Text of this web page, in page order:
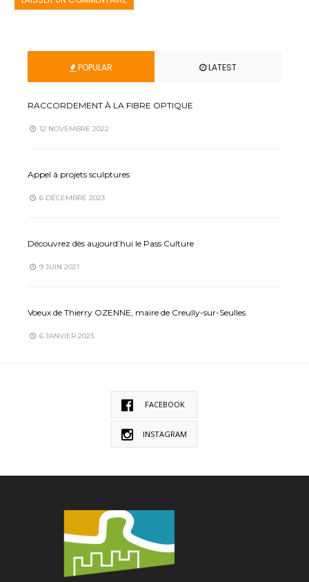
POPULAR LATEST
RACCORDEMENT À LA FIBRE OPTIQUE
12 NOVEMBRE 2022
Appel à projets sculptures
6 DÉCEMBRE 2023
Découvrez dès aujourd’hui le Pass Culture
9 JUIN 2021
Voeux de Thierry OZENNE, maire de Creully-sur-Seulles
6 JANVIER 2023
FACEBOOK
INSTAGRAM